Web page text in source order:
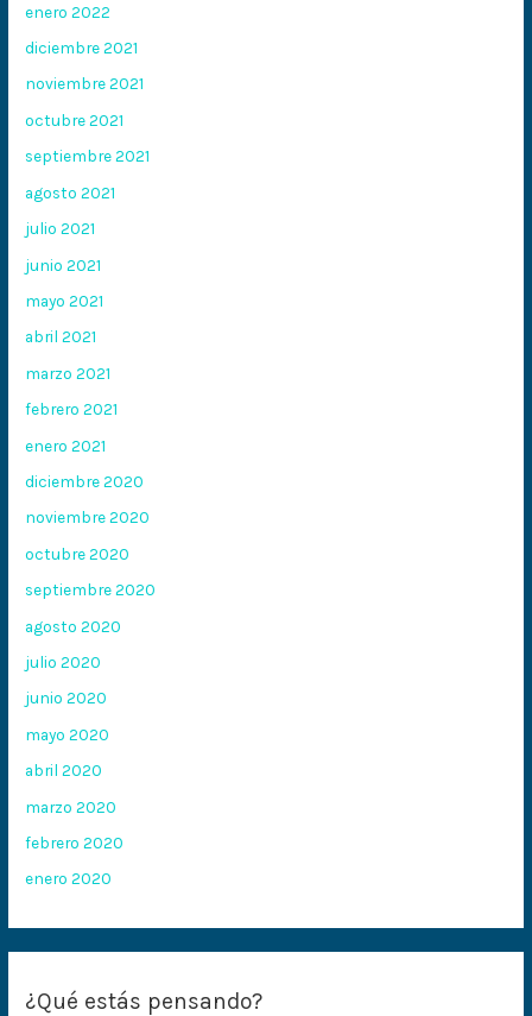
enero 2022
diciembre 2021
noviembre 2021
octubre 2021
septiembre 2021
agosto 2021
julio 2021
junio 2021
mayo 2021
abril 2021
marzo 2021
febrero 2021
enero 2021
diciembre 2020
noviembre 2020
octubre 2020
septiembre 2020
agosto 2020
julio 2020
junio 2020
mayo 2020
abril 2020
marzo 2020
febrero 2020
enero 2020
¿Qué estás pensando?